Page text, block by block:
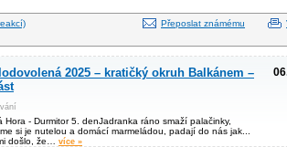
Přeposlat známému
2025 – kratičký okruh Balkánem –
Hora - Durmitor 5. denJadranka ráno smaží palačinky,
si je nutelou a domácí marmeládou, padají do nás jak...
došlo, že… více »